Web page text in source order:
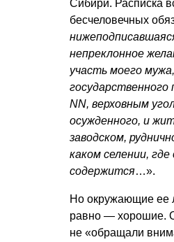
Сибири. Расписка
бесчеловечных
непреклонное
участь моего мужа,
государственного
NN, верховным
осужденного, и
заводском,
каком селении, где
содержится…».
Но окружающие ее
равно — хорошие.
не «обращали